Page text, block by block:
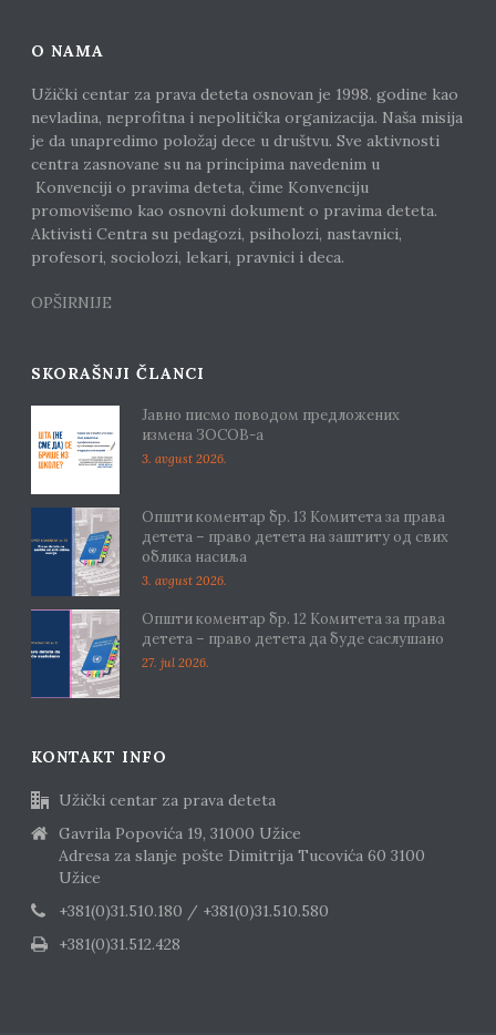
O NAMA
Užički centar za prava deteta osnovan je 1998. godine kao
nevladina, neprofitna i nepolitička organizacija. Naša misija
je da unapredimo položaj dece u društvu. Sve aktivnosti
centra zasnovane su na principima navedenim u
Konvenciji o pravima deteta, čime Konvenciju
promovišemo kao osnovni dokument o pravima deteta.
Aktivisti Centra su pedagozi, psiholozi, nastavnici,
profesori, sociolozi, lekari, pravnici i deca.
OPŠIRNIJE
SKORAŠNJI ČLANCI
Јавно писмо поводом предложених
измена ЗОСОВ-а
3. avgust 2026.
Општи коментар бр. 13 Комитета за права
детета – право детета на заштиту од свих
облика насиља
3. avgust 2026.
Општи коментар бр. 12 Комитета за права
детета – право детета да буде саслушано
27. jul 2026.
KONTAKT INFO
Užički centar za prava deteta
Gavrila Popovića 19, 31000 Užice
Adresa za slanje pošte Dimitrija Tucovića 60 3100
Užice
+381(0)31.510.180 / +381(0)31.510.580
+381(0)31.512.428